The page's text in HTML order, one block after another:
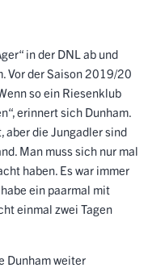
in der DNL ab und
Vor der Saison 2019/20
so ein Riesenklub
erinnert sich Dunham.
aber die Jungadler sind
Man muss sich nur mal
haben. Es war immer
ein paarmal mit
einmal zwei Tagen
Dunham weiter